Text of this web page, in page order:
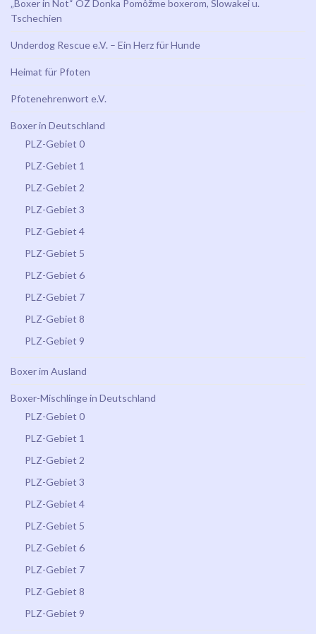
„Boxer in Not“ OZ Donka Pomôžme boxerom, Slowakei u.
Tschechien
Underdog Rescue e.V. – Ein Herz für Hunde
Heimat für Pfoten
Pfotenehrenwort e.V.
Boxer in Deutschland
PLZ-Gebiet 0
PLZ-Gebiet 1
PLZ-Gebiet 2
PLZ-Gebiet 3
PLZ-Gebiet 4
PLZ-Gebiet 5
PLZ-Gebiet 6
PLZ-Gebiet 7
PLZ-Gebiet 8
PLZ-Gebiet 9
Boxer im Ausland
Boxer-Mischlinge in Deutschland
PLZ-Gebiet 0
PLZ-Gebiet 1
PLZ-Gebiet 2
PLZ-Gebiet 3
PLZ-Gebiet 4
PLZ-Gebiet 5
PLZ-Gebiet 6
PLZ-Gebiet 7
PLZ-Gebiet 8
PLZ-Gebiet 9